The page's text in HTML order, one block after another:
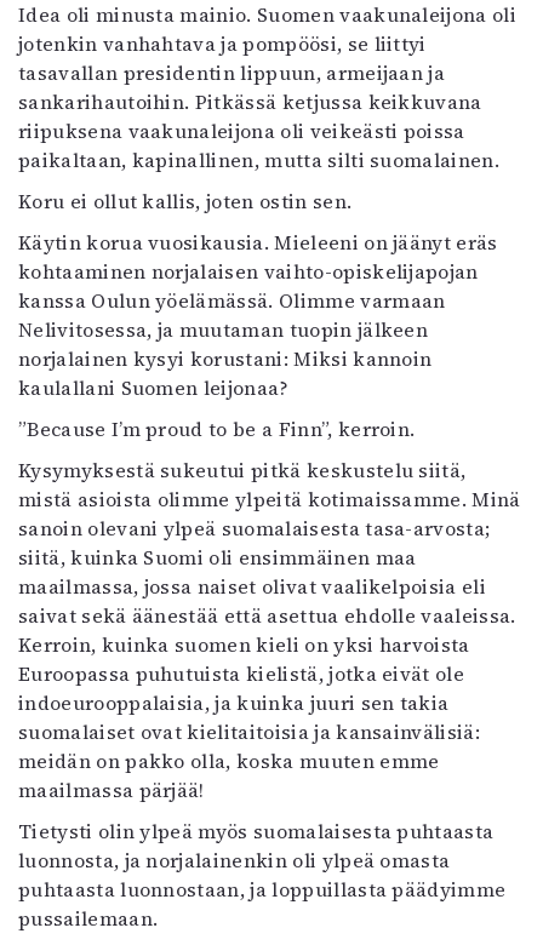
Idea oli minusta mainio. Suomen vaakunaleijona oli
jotenkin vanhahtava ja pompöösi, se liittyi
tasavallan presidentin lippuun, armeijaan ja
sankarihautoihin. Pitkässä ketjussa keikkuvana
riipuksena vaakunaleijona oli veikeästi poissa
paikaltaan, kapinallinen, mutta silti suomalainen.
Koru ei ollut kallis, joten ostin sen.
Käytin korua vuosikausia. Mieleeni on jäänyt eräs
kohtaaminen norjalaisen vaihto-opiskelijapojan
kanssa Oulun yöelämässä. Olimme varmaan
Nelivitosessa, ja muutaman tuopin jälkeen
norjalainen kysyi korustani: Miksi kannoin
kaulallani Suomen leijonaa?
”Because I’m proud to be a Finn”, kerroin.
Kysymyksestä sukeutui pitkä keskustelu siitä,
mistä asioista olimme ylpeitä kotimaissamme. Minä
sanoin olevani ylpeä suomalaisesta tasa-arvosta;
siitä, kuinka Suomi oli ensimmäinen maa
maailmassa, jossa naiset olivat vaalikelpoisia eli
saivat sekä äänestää että asettua ehdolle vaaleissa.
Kerroin, kuinka suomen kieli on yksi harvoista
Euroopassa puhutuista kielistä, jotka eivät ole
indoeurooppalaisia, ja kuinka juuri sen takia
suomalaiset ovat kielitaitoisia ja kansainvälisiä:
meidän on pakko olla, koska muuten emme
maailmassa pärjää!
Tietysti olin ylpeä myös suomalaisesta puhtaasta
luonnosta, ja norjalainenkin oli ylpeä omasta
puhtaasta luonnostaan, ja loppuillasta päädyimme
pussailemaan.